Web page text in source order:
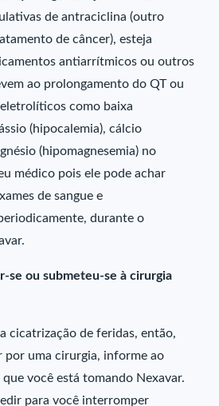
de antraciclina (outro
de câncer), esteja
antiarrítmicos ou outros
ao prolongamento do QT ou
como baixa
(hipocalemia), cálcio
(hipomagnesemia) no
médico pois ele pode achar
de sangue e
durante o
se ou submeteu-se à cirurgia
cicatrização de feridas, então,
por uma cirurgia, informe ao
você está tomando Nexavar.
para você interromper